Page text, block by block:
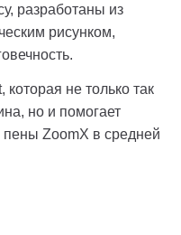
разработаны из
рисунком,
не только так
но и помогает
пены ZoomX в средней